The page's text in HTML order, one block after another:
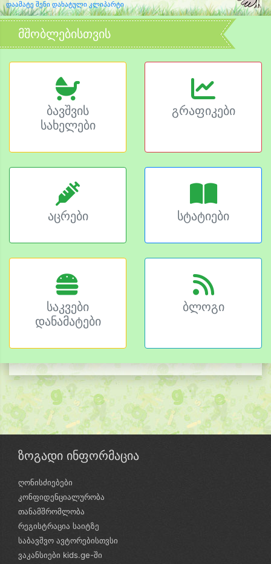
დაამატე შენი დახატული კლიპარტი
მშობლებისთვის
ბავშვის
სახელები
გრაფიკები
აცრები სტატიები
საკვები
დანამატები
ბლოგი
ზოგადი ინფორმაცია
ღონისძიებები
კონფიდენციალურობა
თანამშრომლობა
რეგისტრაცია საიტზე
საბავშვო ავტორებისთვსი
ვაკანსიები kids.ge-ში